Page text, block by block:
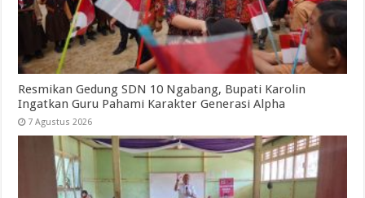
Resmikan Gedung SDN 10 Ngabang, Bupati Karolin
Ingatkan Guru Pahami Karakter Generasi Alpha
7 Agustus 2026